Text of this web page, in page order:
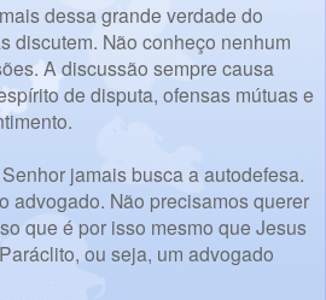
dessa grande verdade do
discutem. Não conheço nenhum
A discussão sempre causa
de disputa, ofensas mútuas e
jamais busca a autodefesa.
advogado. Não precisamos querer
que é por isso mesmo que Jesus
ou seja, um advogado